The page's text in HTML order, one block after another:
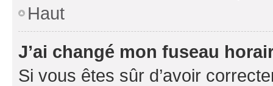
Haut
J’ai changé mon fuseau
Si vous êtes sûr d’avoir